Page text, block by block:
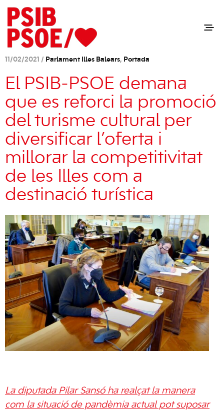
11/02/2021 / Parlament Illes Balears, Portada
El PSIB-PSOE demana
que es reforci la promoció
del turisme cultural per
diversificar l’oferta i
millorar la competitivitat
de les Illes com a
destinació turística
La diputada Pilar Sansó ha realçat la manera
com la situació de pandèmia actual pot suposar